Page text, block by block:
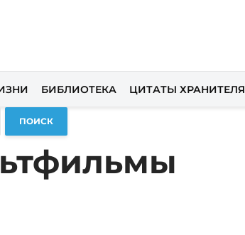
БИБЛИОТЕКА ЦИТАТЫ ХРАНИТЕЛЯ
ПОИСК